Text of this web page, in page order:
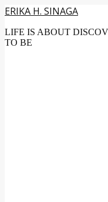
ERIKA H. SINAGA
LIFE IS ABOUT
TO BE